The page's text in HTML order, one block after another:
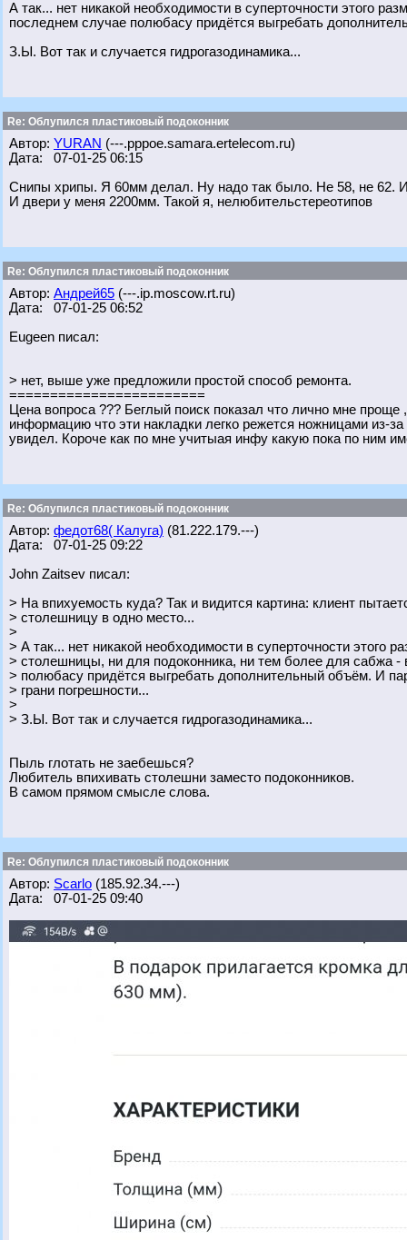
А так... нет никакой необходимости в суперточности этого
последнем случае полюбасу придётся выгребать
З.Ы. Вот так и случается гидрогазодинамика...
Re: Облупился пластиковый подоконник
Автор: YURAN (---.pppoe.samara.ertelecom.ru)
Дата: 07-01-25 06:15
Снипы хрипы. Я 60мм делал. Ну надо так было. Не 58, не 62.
И двери у меня 2200мм. Такой я, нелюбительстереотипов
Re: Облупился пластиковый подоконник
Автор: Андрей65 (---.ip.moscow.rt.ru)
Дата: 07-01-25 06:52
Eugeen писал:
> нет, выше уже предложили простой способ ремонта.
========================
Цена вопроса ??? Беглый поиск показал что лично мне
информацию что эти накладки легко режется ножницами из-
увидел. Короче как по мне учитыая инфу какую пока по ним
Re: Облупился пластиковый подоконник
Автор: федот68( Калуга) (81.222.179.---)
Дата: 07-01-25 09:22
John Zaitsev писал:
> На впихуемость куда? Так и видится картина: клиент
> столешницу в одно место...
>
> А так... нет никакой необходимости в суперточности этого
> столешницы, ни для подоконника, ни тем более для сабжа -
> полюбасу придётся выгребать дополнительный объём. И
> грани погрешности...
>
> З.Ы. Вот так и случается гидрогазодинамика...
Пыль глотать не заебешься?
Любитель впихивать столешни заместо подоконников.
В самом прямом смысле слова.
Re: Облупился пластиковый подоконник
Автор: Scarlo (185.92.34.---)
Дата: 07-01-25 09:40